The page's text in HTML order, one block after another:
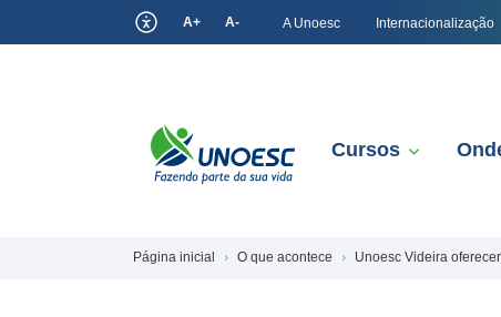
A+ A- A Unoesc Internacionalização
Cursos
Página inicial O que acontece Unoesc Videira